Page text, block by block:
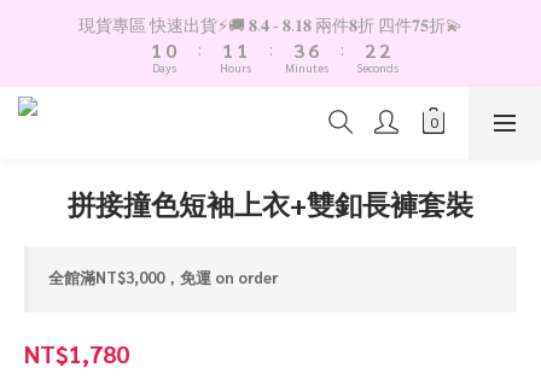
現貨專區 快速出貨⚡️🚚 𝟖.𝟒 - 𝟖.𝟏𝟖 兩件𝟖折 四件𝟕𝟓折💫
2
1
0
1
0
Days
:
2
1
0
2
1
0
Hours
:
4
3
2
7
6
5
0
Minutes
:
3
2
1
3
2
1
Seconds
拼接撞色短袖上衣+雙釦長褲套裝
全館滿NT$3,000，免運 on order
NT$1,780